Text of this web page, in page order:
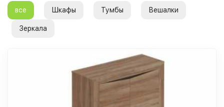
все Шкафы Тумбы Вешалки
Зеркала